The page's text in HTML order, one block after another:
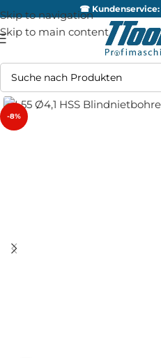
Skip to navigation
Skip to main content
☎ Kundenservice:
-8%